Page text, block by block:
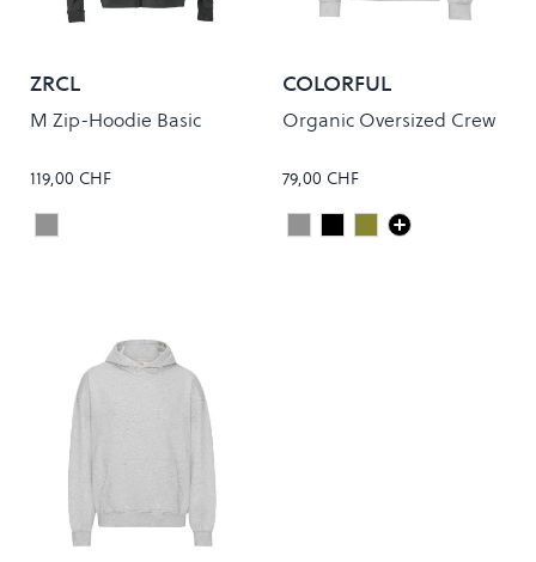
ZRCL
M Zip-Hoodie Basic
119,00 CHF
Colour
Onyx
COLORFUL
STANDARD
Organic Oversized Crew
79,00 CHF
Colour
Heather Grey
Deep Black
Dusty Olive